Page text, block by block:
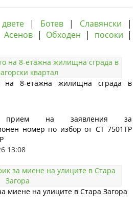
двете| Ботев| Славянски |
Асенов | Обходен | посоки |
на 8-етажна жилищна сграда в
прием на заявления за
номер по избор от СТ 7501ТР
13:08
миене на улиците в Стара Загора